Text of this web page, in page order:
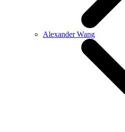
Alexander Wang